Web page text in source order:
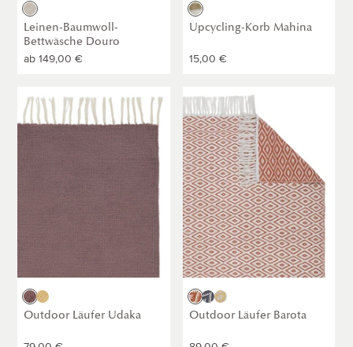
Leinen-Baumwoll-
Bettwäsche Douro
Natur
/
Salbeigrün
Normaler
ab 149,00 €
Upcycling-Korb Mahina
Natur
/
Weiß
Normaler
15,00 €
Outdoor
Läufer
Udaka
Outdoor Läufer Udaka
Dunkles
Taupe
Sandgelb
Outdoor
Läufer
Barota
[Terrakotta/Weiß]
Outdoor Läufer Barota
Terrakotta
Weiß
Blaugrau
Weiß
Sandgelb
/
Weiß